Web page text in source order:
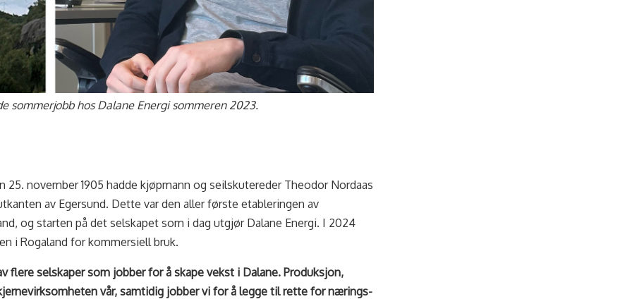
sommerjobb hos Dalane Energi sommeren 2023.
november 1905 hadde kjøpmann og seilskutereder Theodor Nordaas
av Egersund. Dette var den aller første etableringen av
og starten på det selskapet som i dag utgjør Dalane Energi. I 2024
i Rogaland for kommersiell bruk.
flere selskaper som jobber for å skape vekst i Dalane. Produksjon,
vår, samtidig jobber vi for å legge til rette for nærings-